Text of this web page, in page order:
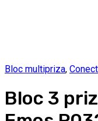
Bloc multipriza,
Bloc 3